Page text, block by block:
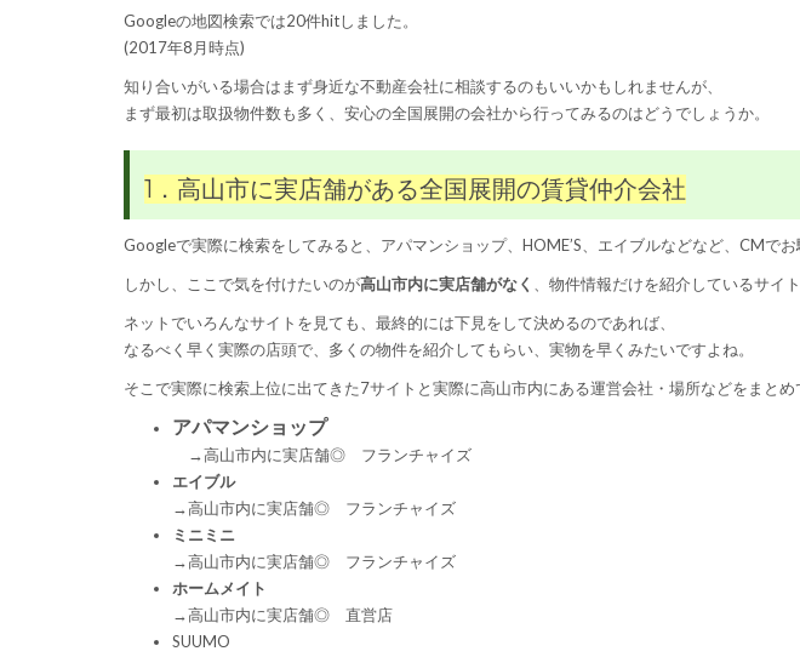
Googleの地図検索では20件hitしました。
(2017年8月時点)
知り合いがいる場合はまず身近な不動産会社に相談するのもいいかもしれませんが、
まず最初は取扱物件数も多く、安心の全国展開の会社から行ってみるのはどうでしょうか。
1．高山市に実店舗がある全国展開の賃貸仲介会社
Googleで実際に検索をしてみると、アパマンショップ、HOME’S、エイブルなどなど、CMでお
しかし、ここで気を付けたいのが高山市内に実店舗がなく 、物件情報だけを紹介しているサイ
ネットでいろんなサイトを見ても、最終的には下見をして決めるのであれば、
なるべく早く実際の店頭で、多くの物件を紹介してもらい、実物を早くみたいですよね。
そこで実際に検索上位に出てきた7サイトと実際に高山市内にある運営会社・場所などをまとめ
アパマンショップ
→高山市内に実店舗◎ フランチャイズ
エイブル
→高山市内に実店舗◎ フランチャイズ
ミニミニ
→高山市内に実店舗◎ フランチャイズ
ホームメイト
→高山市内に実店舗◎ 直営店
SUUMO